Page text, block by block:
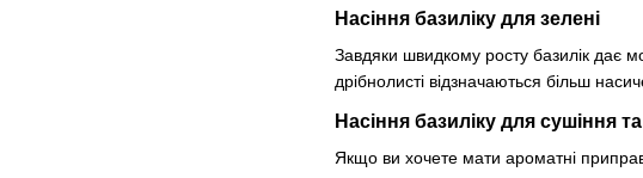
Насіння базиліку для зелені
Завдяки швидкому росту базилік дає
дрібнолисті відзначаються більш
Насіння базиліку для сушіння
Якщо ви хочете мати ароматні